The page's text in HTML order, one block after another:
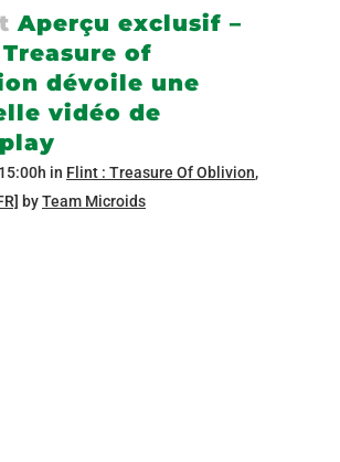
Aperçu exclusif –
of
dévoile une
vidéo de
in Flint : Treasure Of Oblivion,
byTeam Microids